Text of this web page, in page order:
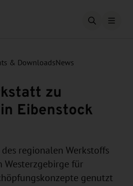
Open
& DownloadsNews
zu
Eibenstock
regionalen Werkstoffs
Westerzgebirge für
genutzt